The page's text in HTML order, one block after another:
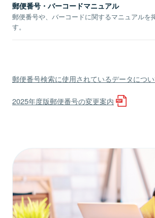
郵便番号・バーコードマニュアル
郵便番号や、バーコードに関するマニュアルを
す。
郵便番号検索に使用されているデータにつ
2025年度版郵便番号の変更案内